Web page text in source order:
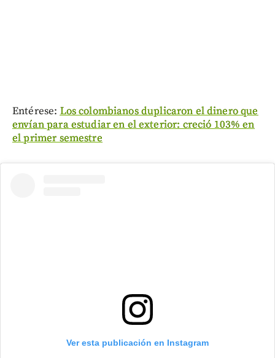
Entérese: Los colombianos duplicaron el dinero que
envían para estudiar en el exterior: creció 103% en
el primer semestre
Ver esta publicación en Instagram